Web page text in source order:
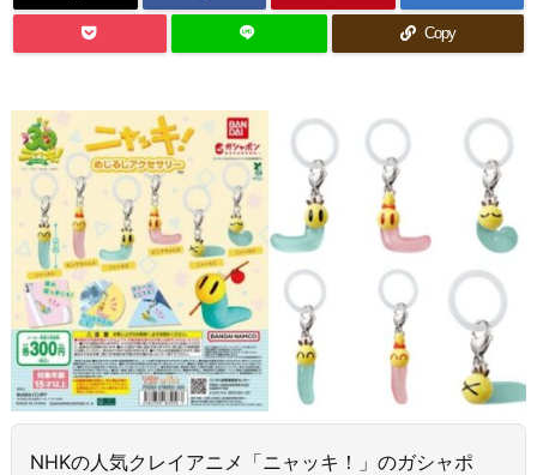
Copy
NHKの人気クレイアニメ「ニャッキ！」のガシャポ